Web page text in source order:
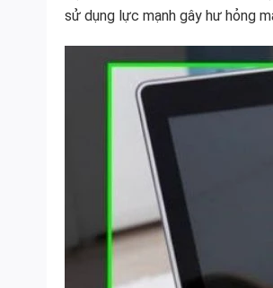
sử dụng lực mạnh gây hư hỏng